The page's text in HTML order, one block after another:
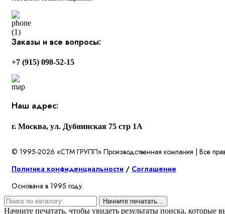
Заказы и все вопросы:
+7 (915) 098-52-15
Наш адрес:
г. Москва, ул. Дубнинская 75 стр 1А
© 1995-2026 «СТМ ГРУПП» Производственная компания | Все
Политика конфиденциальности / Соглашение
Основана в 1995 году.
Начните печатать...
Начните печатать, чтобы увидеть результаты поиска, которые